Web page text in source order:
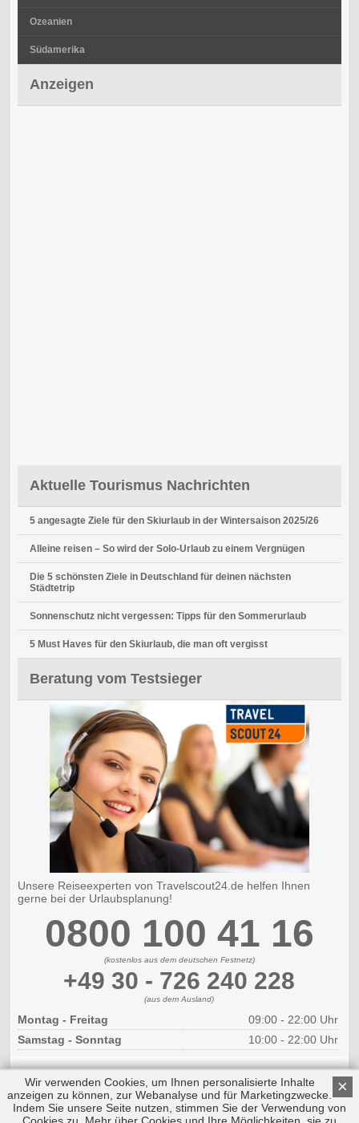
Ozeanien
Südamerika
Anzeigen
Aktuelle Tourismus Nachrichten
5 angesagte Ziele für den Skiurlaub in der Wintersaison 2025/26
Alleine reisen – So wird der Solo-Urlaub zu einem Vergnügen
Die 5 schönsten Ziele in Deutschland für deinen nächsten
Städtetrip
Sonnenschutz nicht vergessen: Tipps für den Sommerurlaub
5 Must Haves für den Skiurlaub, die man oft vergisst
Beratung vom Testsieger
Unsere Reiseexperten von Travelscout24.de helfen Ihnen
gerne bei der Urlaubsplanung!
0800 100 41 16
(kostenlos aus dem deutschen Festnetz)
+49 30 - 726 240 228
(aus dem Ausland)
Montag - Freitag
09:00 - 22:00 Uhr
Samstag - Sonntag
10:00 - 22:00 Uhr
Copyright © 2026 by Triplemind GmbH Nach oben
×
Wir verwenden Cookies, um Ihnen personalisierte Inhalte
anzeigen zu können, zur Webanalyse und für Marketingzwecke.
Indem Sie unsere Seite nutzen, stimmen Sie der Verwendung von